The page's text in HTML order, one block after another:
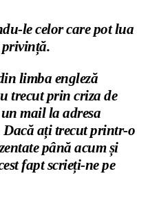
le celor care pot lua
privință.
limba engleză
trecut prin criza de
mail la adresa
Dacă ați trecut printr-o
până acum și
fapt scrieți-ne pe